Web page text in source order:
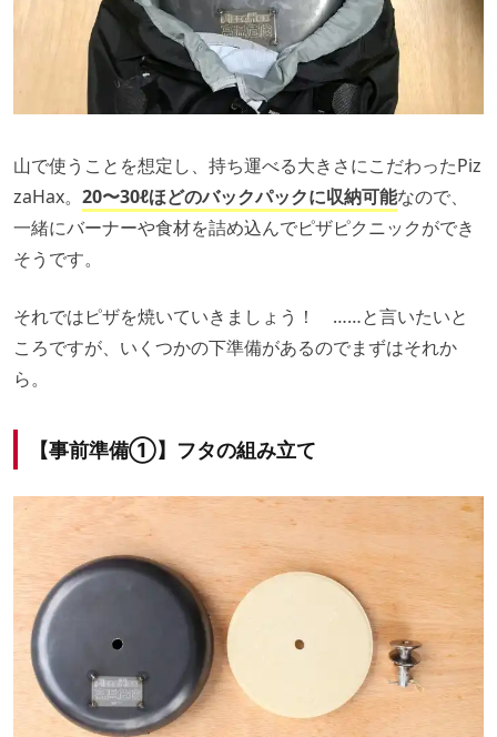
山で使うことを想定し、持ち運べる大きさにこだわったPiz
zaHax。 20〜30ℓほどのバックパックに収納可能なので、
一緒にバーナーや食材を詰め込んでピザピクニックができ
そうです。
それではピザを焼いていきましょう！ ……と言いたいと
ころですが、いくつかの下準備があるのでまずはそれか
ら。
【事前準備①】フタの組み立て